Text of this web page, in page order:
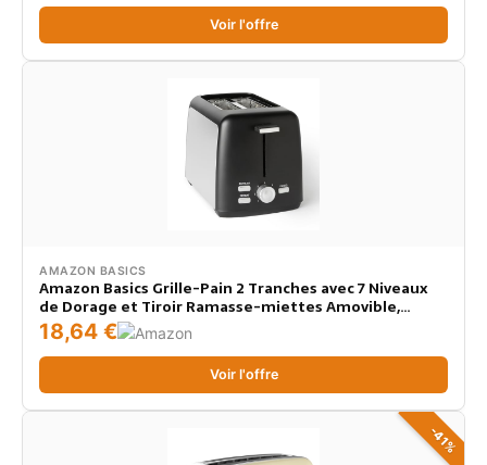
Voir l'offre
AMAZON BASICS
Amazon Basics Grille-Pain 2 Tranches avec 7 Niveaux
de Dorage et Tiroir Ramasse-miettes Amovible,
Fentes Extra Larges, 800W, Noir
18,64 €
Voir l'offre
-41%